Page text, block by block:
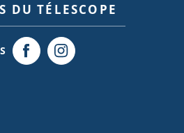
DU TÉLESCOPE